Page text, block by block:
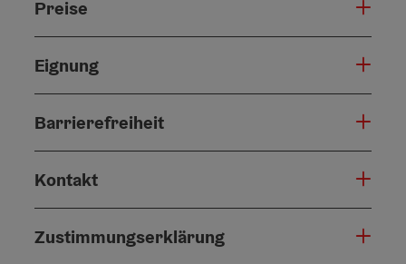
Preise
Eignung
Barrierefreiheit
Kontakt
Zustimmungserklärung